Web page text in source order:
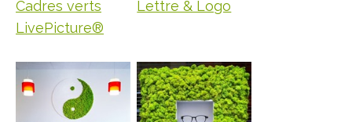
Cadres verts
LivePicture®
Lettre & Logo